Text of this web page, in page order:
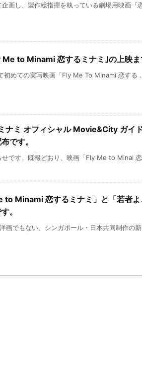
企画し、製作総指揮を執っている劇場用映画『
Me to Minami 恋するミナミ｣の上映ま
初めての実写映画「Fly Me To Minami 恋する
ナミ オフィシャル Movie&City ガイ
です。
せです。既報どおり、映画「Fly Me to Minai
to Minami 恋するミナミ」と「若者
。
画でもない、シンガポール・日本共同制作の